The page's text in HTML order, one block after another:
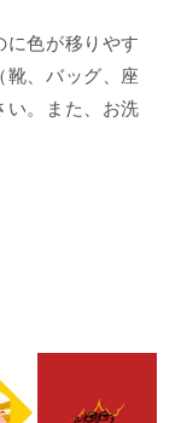
に色が移りやす
靴、バッグ、座
い。また、お洗